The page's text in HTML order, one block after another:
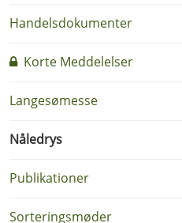
Handelsdokumenter
Korte Meddelelser
Langesømesse
Nåledrys
Publikationer
Sorteringsmøder